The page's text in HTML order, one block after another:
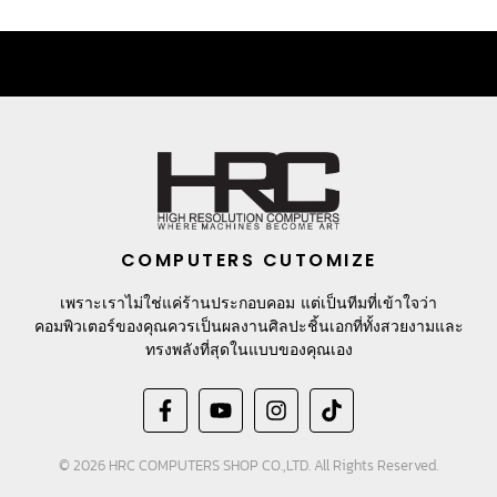
COMPUTERS CUTOMIZE
เพราะเราไม่ใช่แค่ร้านประกอบคอม แต่เป็นทีมที่เข้าใจว่า
คอมพิวเตอร์ของคุณควรเป็นผลงานศิลปะชิ้นเอกที่ทั้งสวยงามและ
ทรงพลังที่สุดในแบบของคุณเอง
© 2026 HRC COMPUTERS SHOP CO.,LTD. All Rights Reserved.